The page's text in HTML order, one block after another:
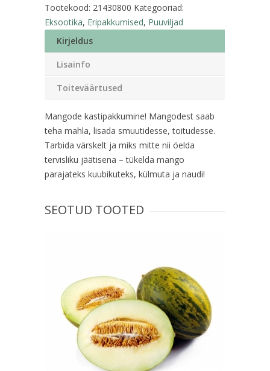
Tootekood: 21430800 Kategooriad:
Eksootika, Eripakkumised, Puuviljad
Kirjeldus
Lisainfo
Toiteväärtused
Mangode kastipakkumine! Mangodest saab
teha mahla, lisada smuutidesse, toitudesse.
Tarbida värskelt ja miks mitte nii öelda
tervisliku jäätisena – tükelda mango
parajateks kuubikuteks, külmuta ja naudi!
SEOTUD TOOTED